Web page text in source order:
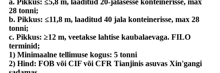
28 tonni;
b. Pikkus: ≤11,8 m, laaditud 40 jala konteinerisse, max 28
tonni;
c. Pikkus: ≥12 m, veetakse lahtise kaubalaevaga. FILO
terminid;
1) Minimaalne tellimuse kogus: 5 tonni
2) Hind: FOB või CIF või CFR Tianjinis asuvas Xin'gangi